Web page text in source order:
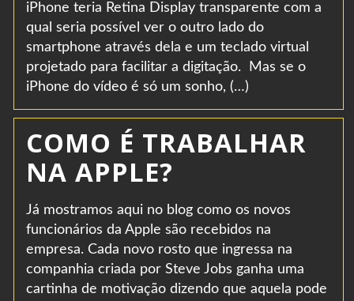
iPhone teria Retina Display transparente com a
qual seria possível ver o outro lado do
smartphone através dela e um teclado virtual
projetado para facilitar a digitação. Mas se o
iPhone do vídeo é só um sonho, (…)
COMO É TRABALHAR
NA APPLE?
Já mostramos aqui no blog como os novos
funcionários da Apple são recebidos na
empresa. Cada novo rosto que ingressa na
companhia criada por Steve Jobs ganha uma
cartinha de motivação dizendo que aquela pode